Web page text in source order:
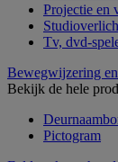
Projectie en
Tv, dvd-
Bewegwijzering
Bekijk de hele
Pictogram